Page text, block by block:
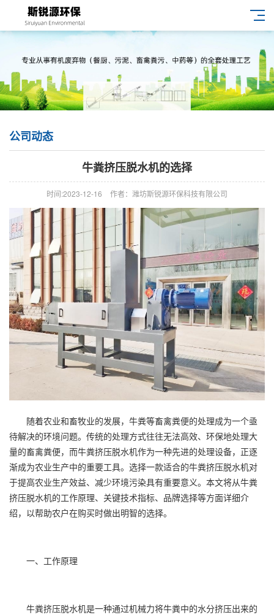
公司动态
牛粪挤压脱水机的选择
时间:2023-12-16 作者：潍坊斯锐源环保科技有限公司
随着农业和畜牧业的发展，牛粪等畜禽粪便的处理成为一个亟
待解决的环境问题。传统的处理方式往往无法高效、环保地处理大
量的畜禽粪便，而牛粪挤压脱水机作为一种先进的处理设备，正逐
渐成为农业生产中的重要工具。选择一款适合的牛粪挤压脱水机对
于提高农业生产效益、减少环境污染具有重要意义。本文将从牛粪
挤压脱水机的工作原理、关键技术指标、品牌选择等方面详细介
绍，以帮助农户在购买时做出明智的选择。
一、工作原理
牛粪挤压脱水机是一种通过机械力将牛粪中的水分挤压出来的